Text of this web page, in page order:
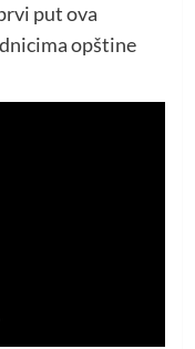
put ova
opštine